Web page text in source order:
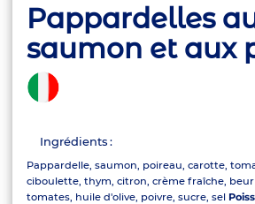
Pappardelles
saumon et aux
Ingrédients :
Pappardelle, saumon, poireau, carotte,
ciboulette, thym, citron, crème fraîche,
tomates, huile d'olive, poivre, sucre, sel